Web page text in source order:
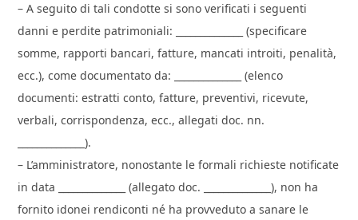
– A seguito di tali condotte si sono verificati i seguenti
danni e perdite patrimoniali: ______________ (specificare
somme, rapporti bancari, fatture, mancati introiti, penalità,
ecc.), come documentato da: ______________ (elenco
documenti: estratti conto, fatture, preventivi, ricevute,
verbali, corrispondenza, ecc., allegati doc. nn.
______________).
– L’amministratore, nonostante le formali richieste notificate
in data ______________ (allegato doc. ______________), non ha
fornito idonei rendiconti né ha provveduto a sanare le